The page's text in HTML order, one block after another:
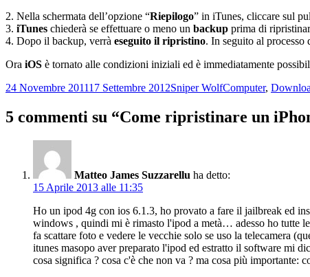
2. Nella schermata dell’opzione “Riepilogo” in iTunes, cliccare sul
3. iTunes chiederà se effettuare o meno un backup prima di
4. Dopo il backup, verrà eseguito il ripristino. In seguito al
Ora iOS è tornato alle condizioni iniziali ed è immediatamente
Scritto
24 Novembre 201117 Settembre 2012Autore
Sniper WolfCategorie
Computer,
5 commenti su “Come ripristinare un
Matteo James Suzzarellu ha detto:
15 Aprile 2013 alle 11:35
Ho un ipod 4g con ios 6.1.3, ho provato a fare il jailbreak ed
windows , quindi mi è rimasto l'ipod a metà… adesso ho tutte
fa scattare foto e vedere le vecchie solo se uso la telecamera
itunes masopo aver preparato l'ipod ed estratto il software mi
cosa significa ? cosa c'è che non va ? ma cosa più